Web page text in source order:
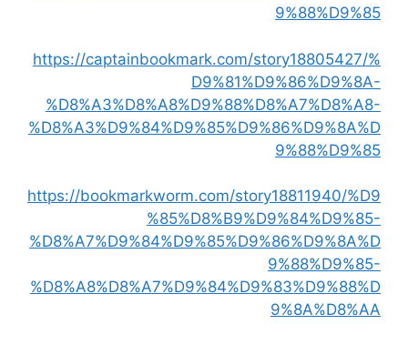
9%88%D9%85
https://captainbookmark.com/story18805427/%
D9%81%D9%86%D9%8A-
%D8%A3%D8%A8%D9%88%D8%A7%D8%A8-
%D8%A3%D9%84%D9%85%D9%86%D9%8A%D
9%88%D9%85
https://bookmarkworm.com/story18811940/%D9
%85%D8%B9%D9%84%D9%85-
%D8%A7%D9%84%D9%85%D9%86%D9%8A%D
9%88%D9%85-
%D8%A8%D8%A7%D9%84%D9%83%D9%88%D
9%8A%D8%AA